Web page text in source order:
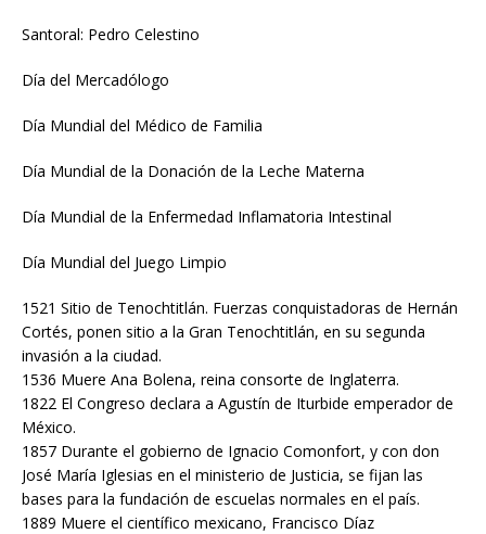
Santoral: Pedro Celestino
Día del Mercadólogo
Día Mundial del Médico de Familia
Día Mundial de la Donación de la Leche Materna
Día Mundial de la Enfermedad Inflamatoria Intestinal
Día Mundial del Juego Limpio
1521 Sitio de Tenochtitlán. Fuerzas conquistadoras de Hernán
Cortés, ponen sitio a la Gran Tenochtitlán, en su segunda
invasión a la ciudad.
1536 Muere Ana Bolena, reina consorte de Inglaterra.
1822 El Congreso declara a Agustín de Iturbide emperador de
México.
1857 Durante el gobierno de Ignacio Comonfort, y con don
José María Iglesias en el ministerio de Justicia, se fijan las
bases para la fundación de escuelas normales en el país.
1889 Muere el científico mexicano, Francisco Díaz